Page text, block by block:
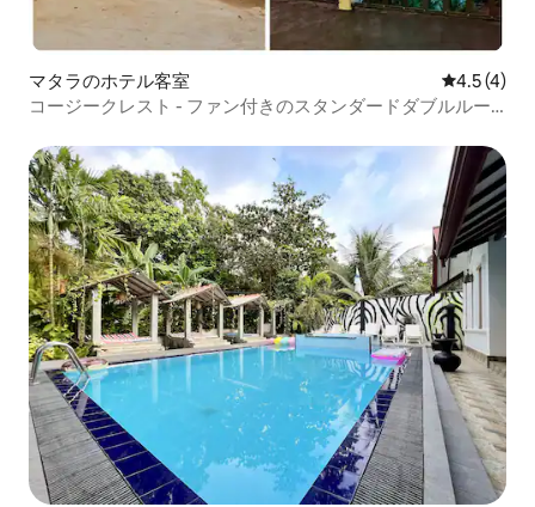
マタラのホテル客室 レビュー4
4.5 (4)
コージークレスト - ファン付きのスタンダードダブルルー